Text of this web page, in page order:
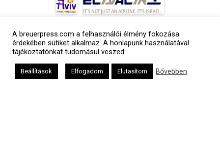
A breuerpress.com a felhasználói élmény fokozása
érdekében sütiket alkalmaz. A honlapunk használatával
tájékoztatónkat tudomásul veszed.
Beállítások Elfogadom Elutasítom Bővebben